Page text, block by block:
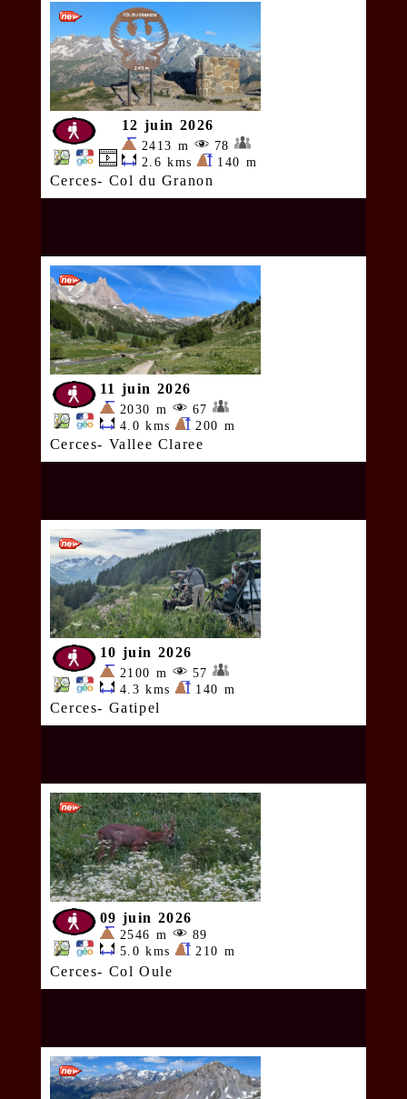
12 juin 2026
2413 m
78
2.6 kms
140 m
Cerces- Col du Granon
11 juin 2026
2030 m
67
4.0 kms
200 m
Cerces- Vallee Claree
10 juin 2026
2100 m
57
4.3 kms
140 m
Cerces- Gatipel
09 juin 2026
2546 m
89
5.0 kms
210 m
Cerces- Col Oule